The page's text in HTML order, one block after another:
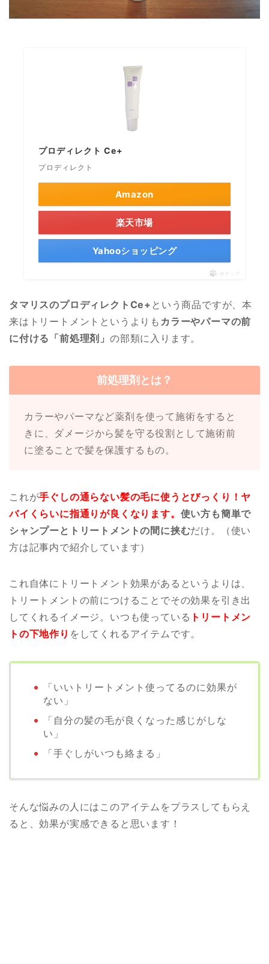
プロディレクト Ce+
プロディレクト
Amazon
楽天市場
Yahooショッピング
ポチップ
タマリスのプロディレクトCe+ という商品ですが、本
来はトリートメントというよりも カラーやパーマの前
に付ける「前処理剤」 の部類に入ります。
前処理剤とは？
カラーやパーマなど薬剤を使って施術をすると
きに、ダメージから髪を守る役割として施術前
に塗ることで髪を保護するもの。
これが手ぐしの通らない髪の毛に使うとびっくり！ヤ
バイくらいに指通りが良くなります。 使い方も簡単で
シャンプーとトリートメントの間に挟むだけ。（使い
方は記事内で紹介しています）
これ自体にトリートメント効果があるというよりは、
トリートメントの前につけることでその効果を引き出
してくれるイメージ。いつも使っている トリートメン
トの下地作り をしてくれるアイテムです。
「いいトリートメント使ってるのに効果が
ない」
「自分の髪の毛が良くなった感じがしな
い」
「手ぐしがいつも絡まる」
そんな悩みの人にはこのアイテムをプラスしてもらえ
ると、効果が実感できると思います！